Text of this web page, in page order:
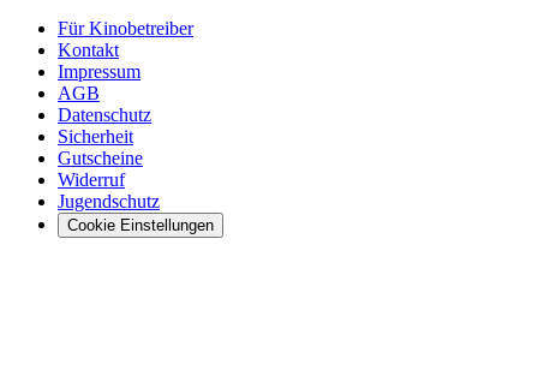
Für Kinobetreiber
Kontakt
Impressum
AGB
Datenschutz
Sicherheit
Gutscheine
Widerruf
Jugendschutz
Cookie Einstellungen